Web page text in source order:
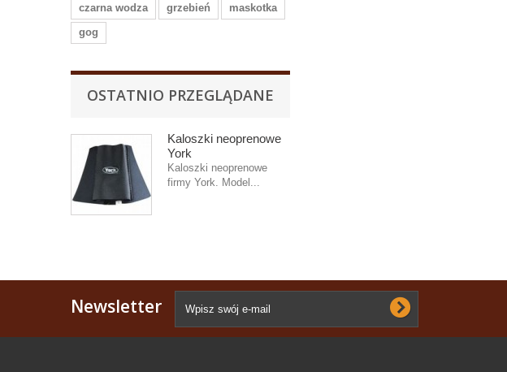
czarna wodza
grzebień
maskotka
gog
OSTATNIO PRZEGLĄDANE
Kaloszki neoprenowe
York
Kaloszki neoprenowe
firmy York. Model...
Newsletter